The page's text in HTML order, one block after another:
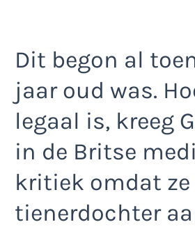
Dit begon al
jaar oud was.
legaal is, kreeg
in de Britse
kritiek omdat
tienerdochter